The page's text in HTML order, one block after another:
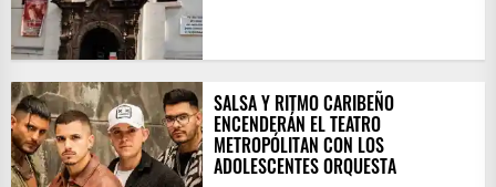
SALSA Y RITMO CARIBEÑO
ENCENDERÁN EL TEATRO
METROPÓLITAN CON LOS
ADOLESCENTES ORQUESTA